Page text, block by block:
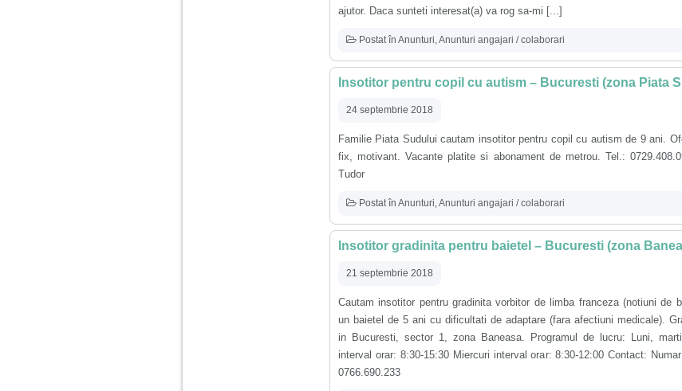
ajutor. Daca sunteti interesat(a) va rog sa-mi [...]
Postat în Anunturi,Anunturi angajari / colaborari
Insotitor pentru copil cu autism – Bucuresti (zona Piata
24 septembrie 2018
Familie Piata Sudului cautam insotitor pentru copil cu autism de 9 ani.
fix, motivant. Vacante platite si abonament de metrou. Tel.:
Tudor
Postat în Anunturi,Anunturi angajari / colaborari
Insotitor gradinita pentru baietel – Bucuresti (zona
21 septembrie 2018
Cautam insotitor pentru gradinita vorbitor de limba franceza (notiuni de
un baietel de 5 ani cu dificultati de adaptare (fara afectiuni medicale).
in Bucuresti, sector 1, zona Baneasa. Programul de lucru: Luni,
interval orar: 8:30-15:30 Miercuri interval orar: 8:30-12:00 Contact:
0766.690.233